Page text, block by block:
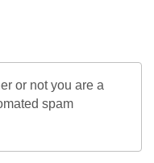
or not you are a
spam